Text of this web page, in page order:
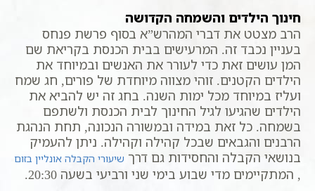
חינוך הילדים והשמחה הקדושה
הרב מצטט את דברי המהרש”א בסוף פרשת פנחס
בעניין נכבד זה. המרעישים בבית הכנסת בקריאת שם
המן עושים זאת כדי לעורר את האנשים ובמיוחד את
הילדים הקטנים. זוהי מצווה מיוחדת של פורים, חג שמח
ועליז במיוחד מכל ימות השנה. בחג זה יש להביא את
הילדים שהגיעו לגיל החינוך לבית הכנסת ולשתפם
בשמחה. כל זאת במידה ובמשורה הנכונה, תחת הנהגת
הרבנים והגבאים שבכל קהילה וקהילה. ניתן להעמיק
בנושאי הקבלה והחסידות גם דרך שיעורי הקבלה אונליין בזום
, המתקיימים מדי שבוע בימי שני ורביעי בשעה 20:30.